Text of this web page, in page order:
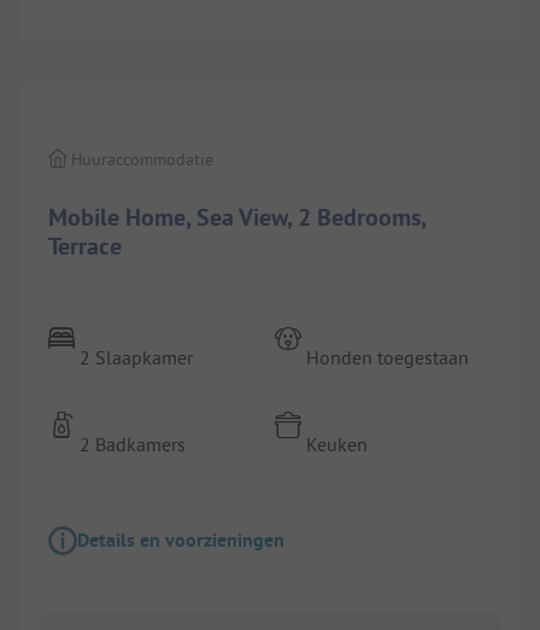
Mobile Home, Sea View, 2 Bedrooms,
Terrace
Huuraccommodatie
2 Slaapkamer
2 Badkamers
Honden toegestaan
Keuken
Details en voorzieningen